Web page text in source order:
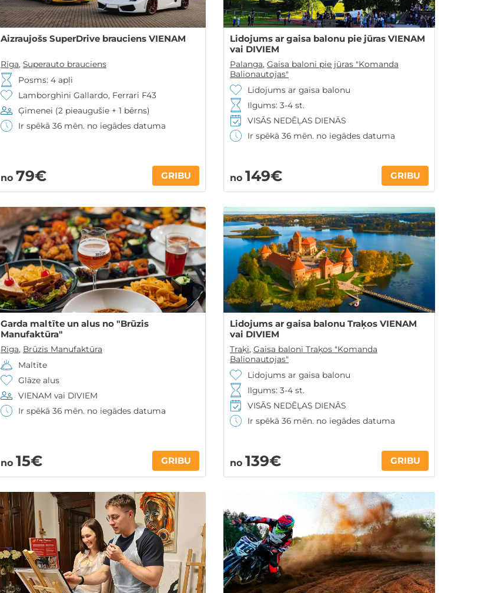
Aizraujošs SuperDrive brauciens VIENAM
Rīga, Superauto brauciens
Posms: 4 apļi
Lamborghini Gallardo, Ferrari F43
Ģimenei (2 pieaugušie + 1 bērns)
Ir spēkā 36 mēn. no iegādes datuma
no 79€ GRIBU
Lidojums ar gaisa balonu pie jūras VIENAM
vai DIVIEM
Palanga, Gaisa baloni pie jūras "Komanda
Balionautojas"
Lidojums ar gaisa balonu
Ilgums: 3-4 st.
VISĀS NEDĒĻAS DIENĀS
Ir spēkā 36 mēn. no iegādes datuma
no 149€ GRIBU
Garda maltīte un alus no "Brūzis
Manufaktūra"
Rīga, Brūzis Manufaktūra
Maltīte
Glāze alus
VIENAM vai DIVIEM
Ir spēkā 36 mēn. no iegādes datuma
no 15€ GRIBU
Lidojums ar gaisa balonu Traķos VIENAM
vai DIVIEM
Traķi, Gaisa baloni Traķos "Komanda
Balionautojas"
Lidojums ar gaisa balonu
Ilgums: 3-4 st.
VISĀS NEDĒĻAS DIENĀS
Ir spēkā 36 mēn. no iegādes datuma
no 139€ GRIBU